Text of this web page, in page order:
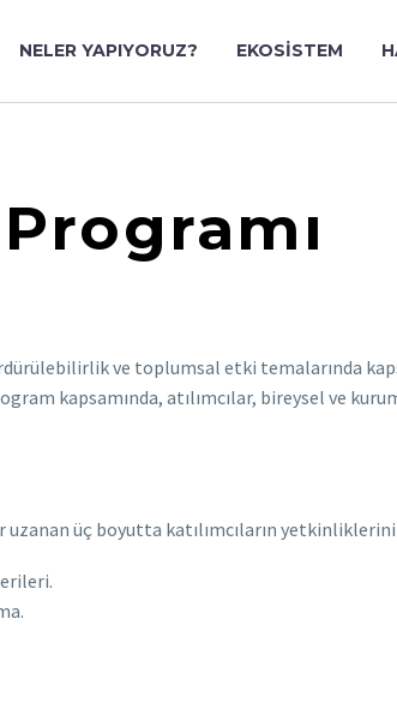
NELER YAPIYORUZ? EKOSISTEM
ve toplumsal etki temalarında
kapsamında, atılımcılar, bireysel ve
üç boyutta katılımcıların